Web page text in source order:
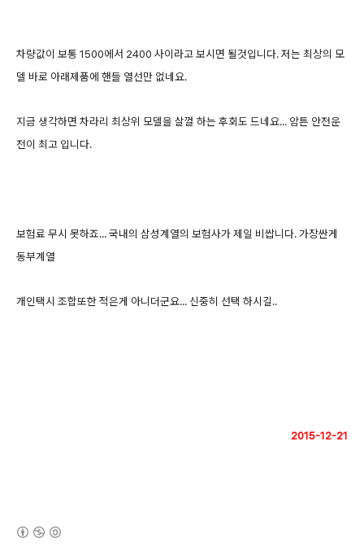
차량값이 보통 1500에서 2400 사이라고 보시면 될것입니다. 저는 최상의 모
델 바로 아래제품에 핸들 열선만 없네요.
지금 생각하면 차라리 최상위 모델을 살껄 하는 후회도 드네요... 암튼 안전운
전이 최고 입니다.
보험료 무시 못하죠... 국내의 삼성계열의 보험사가 제일 비쌉니다. 가장싼게
동부계열
개인택시 조합또한 적은게 아니더군요... 신중히 선택 하시길..
2015-12-21